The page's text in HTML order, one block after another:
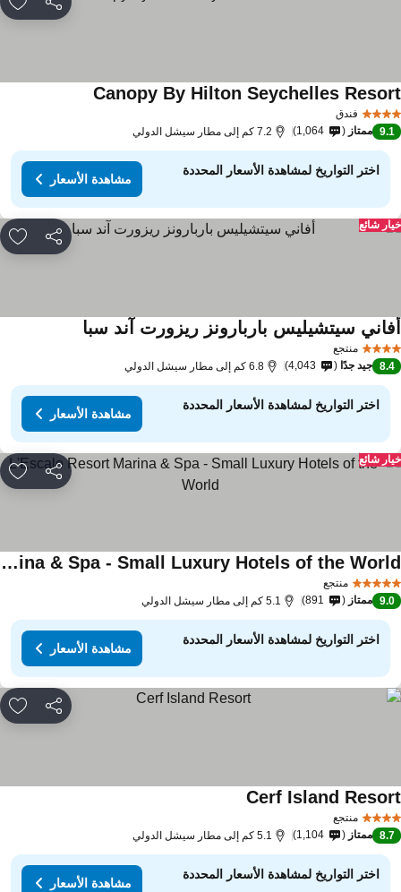
مشاركة
فندق
Canopy By Hilton Seychelles
9.1 ممتاز 1,064 7.2 كم إلى مطار سيشل الدولي
اختر التواريخ لمشاهدة الأسعار المحددة
مشاهدة الأسعار
مشاركة
شائع
منتجع
سيتشيليس باربارونز ريزورت آند سبا
8.4 جيد جدًا 4,043 6.8 كم إلى مطار سيشل الدولي
اختر التواريخ لمشاهدة الأسعار المحددة
مشاهدة الأسعار
مشاركة
شائع
منتجع
L'Escale Resort Marina & Spa - Small Luxury Hotels of the World
9.0 ممتاز 891 5.1 كم إلى مطار سيشل الدولي
اختر التواريخ لمشاهدة الأسعار المحددة
مشاهدة الأسعار
مشاركة
منتجع
Cerf Island
8.7 ممتاز 1,104 5.1 كم إلى مطار سيشل الدولي
اختر التواريخ لمشاهدة الأسعار المحددة
مشاهدة الأسعار